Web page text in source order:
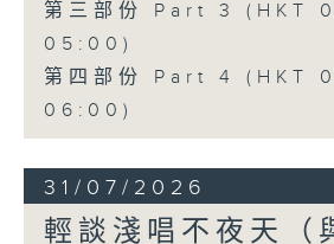
第三部份 Part 3 (HKT
05:00)
第四部份 Part 4 (HKT
06:00)
31/07/2026
輕談淺唱不夜天（